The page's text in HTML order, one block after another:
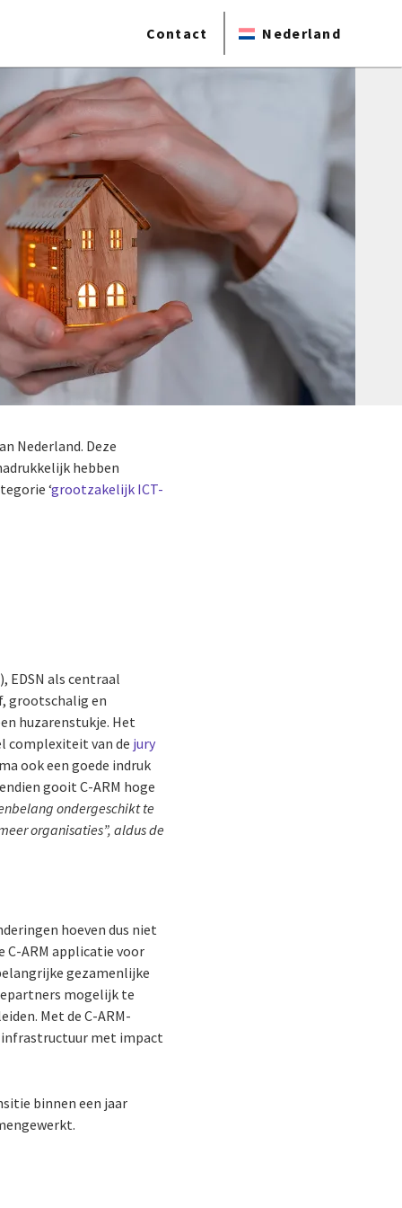
Contact Nederland
Nederland. Deze
hebben
‘grootzakelijk ICT-
EDSN als centraal
grootschalig en
huzarenstukje. Het
complexiteit van de jury
ook een goede indruk
gooit C-ARM hoge
ondergeschikt te
organisaties”, aldus de
hoeven dus niet
C-ARM applicatie voor
gezamenlijke
mogelijk te
Met de C-ARM-
infrastructuur met impact
binnen een jaar